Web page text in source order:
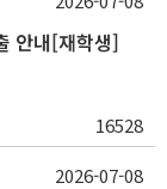
안내[재학생]
16528
2026-07-08